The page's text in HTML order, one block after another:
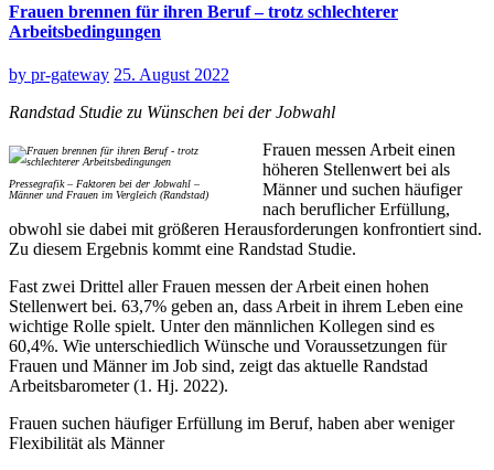
Frauen brennen für ihren Beruf – trotz schlechterer
Arbeitsbedingungen
by pr-gateway 25. August 2022
Randstad Studie zu Wünschen bei der Jobwahl
Pressegrafik – Faktoren bei der Jobwahl –
Männer und Frauen im Vergleich (Randstad)
Frauen messen Arbeit einen
höheren Stellenwert bei als
Männer und suchen häufiger
nach beruflicher Erfüllung,
obwohl sie dabei mit größeren Herausforderungen konfrontiert sind.
Zu diesem Ergebnis kommt eine Randstad Studie.
Fast zwei Drittel aller Frauen messen der Arbeit einen hohen
Stellenwert bei. 63,7% geben an, dass Arbeit in ihrem Leben eine
wichtige Rolle spielt. Unter den männlichen Kollegen sind es
60,4%. Wie unterschiedlich Wünsche und Voraussetzungen für
Frauen und Männer im Job sind, zeigt das aktuelle Randstad
Arbeitsbarometer (1. Hj. 2022).
Frauen suchen häufiger Erfüllung im Beruf, haben aber weniger
Flexibilität als Männer